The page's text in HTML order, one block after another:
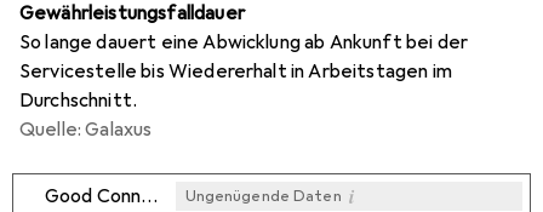
Gewährleistungsfalldauer
So lange dauert eine Abwicklung ab Ankunft bei der
Servicestelle bis Wiedererhalt in Arbeitstagen im
Durchschnitt.
Quelle: Galaxus
Good Connections Ungenügende Daten i